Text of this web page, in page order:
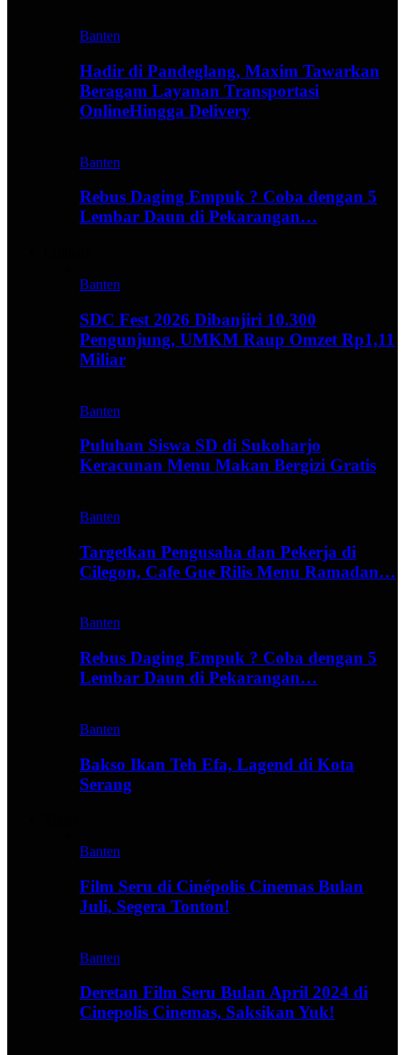
Banten
Hadir di Pandeglang, Maxim Tawarkan
Beragam Layanan Transportasi
OnlineHingga Delivery
Banten
Rebus Daging Empuk ? Coba dengan 5
Lembar Daun di Pekarangan…
Banten
SDC Fest 2026 Dibanjiri 10.300
Pengunjung, UMKM Raup Omzet Rp1,11
Miliar
Banten
Puluhan Siswa SD di Sukoharjo
Keracunan Menu Makan Bergizi Gratis
Banten
Targetkan Pengusaha dan Pekerja di
Cilegon, Cafe Gue Rilis Menu Ramadan…
Banten
Rebus Daging Empuk ? Coba dengan 5
Lembar Daun di Pekarangan…
Banten
Bakso Ikan Teh Efa, Lagend di Kota
Serang
Banten
Film Seru di Cinépolis Cinemas Bulan
Juli, Segera Tonton!
Banten
Deretan Film Seru Bulan April 2024 di
Cinepolis Cinemas, Saksikan Yuk!